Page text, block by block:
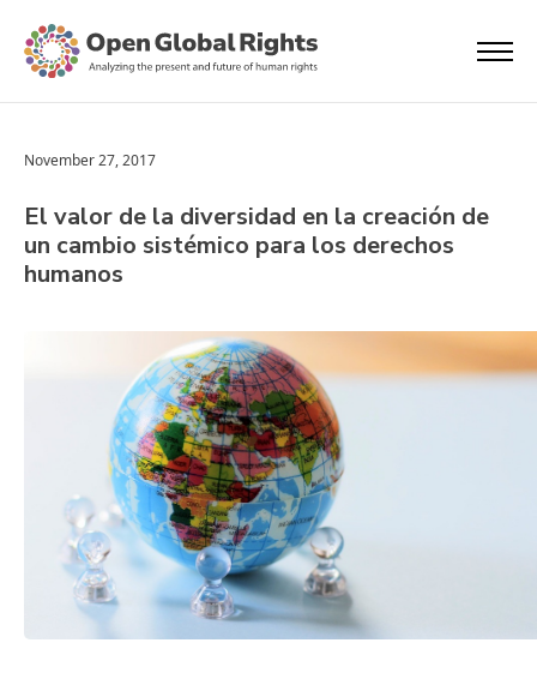
November 27, 2017
El valor de la diversidad en la creación de
un cambio sistémico para los derechos
humanos